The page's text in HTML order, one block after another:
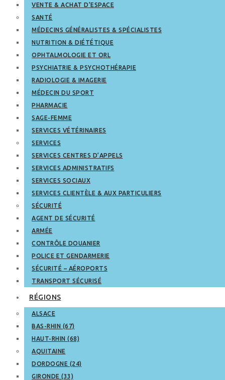
VENTE & ACHAT D’ESPACE
SANTÉ
MÉDECINS GÉNÉRALISTES & SPÉCIALISTES
NUTRITION & DIÉTÉTIQUE
OPHTALMOLOGIE ET ORL
PSYCHIATRIE & PSYCHOTHÉRAPIE
RADIOLOGIE & IMAGERIE
MÉDECIN DU SPORT
PHARMACIE
SAGE-FEMME
SERVICES VÉTÉRINAIRES
SERVICES
SERVICES CENTRES D’APPELS
SERVICES ADMINISTRATIFS
SERVICES SOCIAUX
SERVICES CLIENTÈLE & AUX PARTICULIERS
SÉCURITÉ
AGENT DE SÉCURITÉ
ARMÉE
CONTRÔLE DOUANIER
POLICE ET GENDARMERIE
SÉCURITÉ – AÉROPORTS
TRANSPORT SÉCURISÉ
RÉGIONS
ALSACE
BAS-RHIN (67)
HAUT-RHIN (68)
AQUITAINE
DORDOGNE (24)
GIRONDE (33)